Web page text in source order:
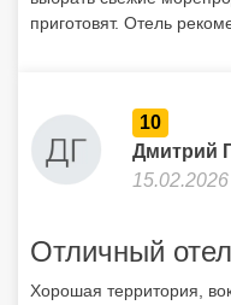
приготовят. Отель
10
Дмитрий
15.02.2026
Отличный
Хорошая территория,